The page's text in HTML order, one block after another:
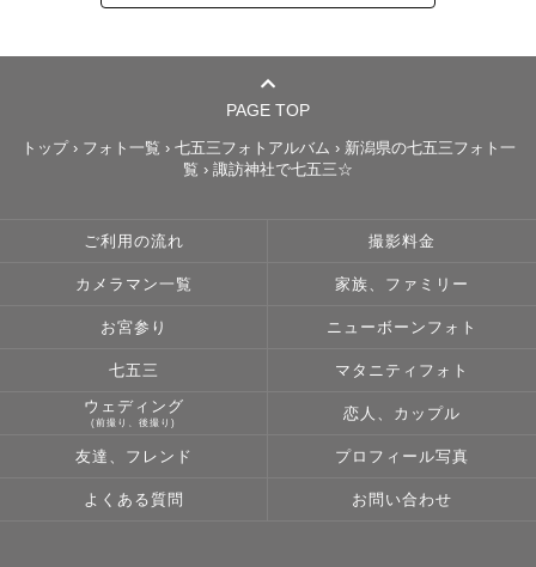
PAGE TOP
トップ› フォト一覧 › 七五三フォトアルバム › 新潟県の七五三フォト一
覧 › 諏訪神社で七五三☆
ご利用の流れ 撮影料金
カメラマン一覧 家族、ファミリー
お宮参り ニューボーンフォト
七五三 マタニティフォト
ウェディング
(前撮り、後撮り)
恋人、カップル
友達、フレンド プロフィール写真
よくある質問 お問い合わせ